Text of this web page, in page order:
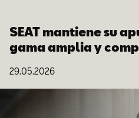
SEAT mantiene su
gama amplia y
29.05.2026